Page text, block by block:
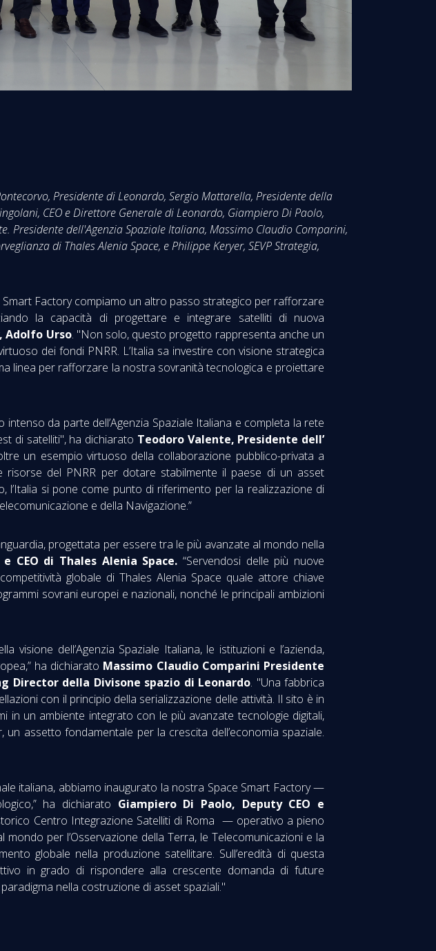
Presidente di Leonardo, Sergio Mattarella, Presidente della
CEO e Direttore Generale di Leonardo, Giampiero Di Paolo,
Presidente dell'Agenzia Spaziale Italiana, Massimo Claudio Comparini,
di Thales Alenia Space, e Philippe Keryer, SEVP Strategia,
Smart Factory compiamo un altro passo strategico per rafforzare
la capacità di progettare e integrare satelliti di nuova
Adolfo Urso. "Non solo, questo progetto rappresenta anche un
dei fondi PNRR. L’Italia sa investire con visione strategica
linea per rafforzare la nostra sovranità tecnologica e proiettare
da parte dell’Agenzia Spaziale Italiana e completa la rete
di satelliti", ha dichiarato Teodoro Valente, Presidente dell’
un esempio virtuoso della collaborazione pubblico-privata a
risorse del PNRR per dotare stabilmente il paese di un asset
si pone come punto di riferimento per la realizzazione di
e della Navigazione.”
progettata per essere tra le più avanzate al mondo nella
CEO di Thales Alenia Space. “Servendosi delle più nuove
globale di Thales Alenia Space quale attore chiave
sovrani europei e nazionali, nonché le principali ambizioni
dell’Agenzia Spaziale Italiana, le istituzioni e l’azienda,
ha dichiarato Massimo Claudio Comparini Presidente
Director della Divisone spazio di Leonardo. "Una fabbrica
con il principio della serializzazione delle attività. Il sito è in
in un ambiente integrato con le più avanzate tecnologie digitali,
assetto fondamentale per la crescita dell’economia spaziale.
italiana, abbiamo inaugurato la nostra Space Smart Factory —
ha dichiarato Giampiero Di Paolo, Deputy CEO e
Centro Integrazione Satelliti di Roma — operativo a pieno
per l’Osservazione della Terra, le Telecomunicazioni e la
globale nella produzione satellitare. Sull’eredità di questa
in grado di rispondere alla crescente domanda di future
nella costruzione di asset spaziali."